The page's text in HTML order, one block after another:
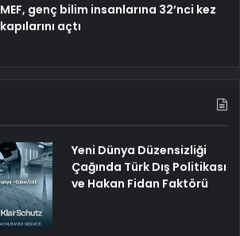
MEF, genç bilim insanlarına 32’nci kez
kapılarını açtı
Yeni Dünya Düzensizliği
Çağında Türk Dış Politikası
ve Hakan Fidan Faktörü